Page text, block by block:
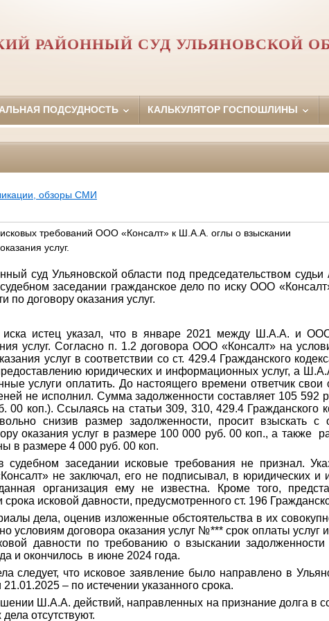
РАЙОННЫЙ СУД УЛЬЯНОВСКОЙ
ПОДСУДНОСТЬ КАЛЬКУЛЯТОР ГОСПОШЛИНЫ
обзоры СМИ
требований ООО «Консалт» к Ш.А.А. оглы о взыскании
услуг.
суд Ульяновской области под председательством
заседании гражданское дело по искуООО
по договору оказания услуг.
истец указал, что в январе 2021 между Ш.А.А. и
услуг. Согласно п. 1.2 договора ООО «Консалт» на
услуг в соответствии со ст. 429.4 Гражданского
юридических и информационных услуг, а
услуги оплатить. До настоящего времени ответчик свои
не исполнил. Сумма задолженности составляет 105 592
00 коп.). Ссылаясь на статьи 309, 310, 429.4 Гражданского
снизив размер задолженности, просит взыскать с
оказания услуг в размере 100 000 руб. 00 коп., а также
в размере 4 000 руб. 00 коп.
заседании исковые требования не признал.
не заключал, его не подписывал, в юридических
организация ему не известна. Кроме того,
исковой давности, предусмотренного ст. 196
дела, оценив изложенные обстоятельства в их
условиям договора оказания услуг №*** срок оплаты услуг
давности по требованию о взыскании
и окончилось в июне 2024 года.
следует, что исковое заявление было направлено в
– по истечении указанного срока.
Ш.А.А. действий, направленных на признание долга в
отсутствуют.